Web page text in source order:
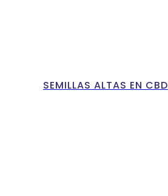
SEMILLAS ALTAS EN CBD